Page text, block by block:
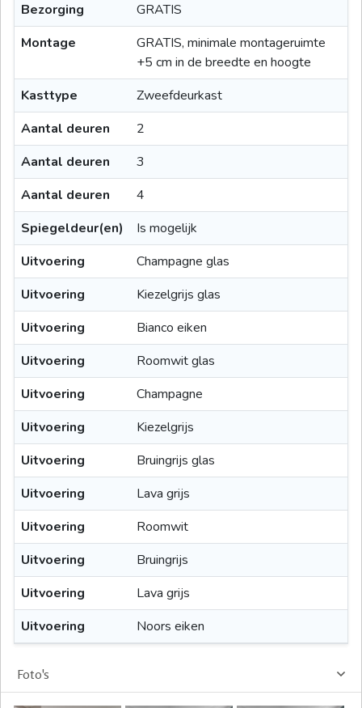
Bezorging
GRATIS
Montage
GRATIS, minimale montageruimte
+5 cm in de breedte en hoogte
Kasttype
Zweefdeurkast
Aantal deuren
2
Aantal deuren
3
Aantal deuren
4
Spiegeldeur(en)
Is mogelijk
Uitvoering
Champagne glas
Uitvoering
Kiezelgrijs glas
Uitvoering
Bianco eiken
Uitvoering
Roomwit glas
Uitvoering
Champagne
Uitvoering
Kiezelgrijs
Uitvoering
Bruingrijs glas
Uitvoering
Lava grijs
Uitvoering
Roomwit
Uitvoering
Bruingrijs
Uitvoering
Lava grijs
Uitvoering
Noors eiken
Foto's